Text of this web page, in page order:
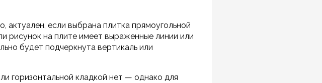
актуален, если выбрана плитка прямоугольной
рисунок на плите имеет выраженные линии или
будет подчеркнута вертикаль или
горизонтальной кладкой нет — однако для